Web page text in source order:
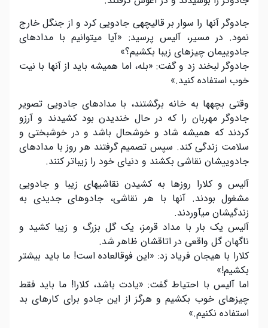
جادوگر آنها را سوار بر قالیچهی جادویی کرد و از جنگل خارج
نمود. در مسیر، آلیس پرسید: «آیا میتوانیم با مدادهای
جادوییمان چیزهای زیبا بکشیم؟»
جادوگر لبخند زد و گفت: «بله، اما همیشه باید از آنها با نیت
خوب استفاده کنید.»
وقتی بچهها به خانه برگشتند، با مدادهای جادویی تصویر
جادوگر مهربان را که در حال خندیدن بود کشیدند و آرزو
کردند که همیشه شاد و خوشحال باشد و در خوشبختی و
سلامت زندگی کند. سپس تصمیم گرفتند هر روز با مدادهای
جادوییشان نقاشی بکشند و دنیای خود را زیباتر کنند.
آلیس و کلارا روزها به کشیدن نقاشیهای زیبا و جادویی
مشغول بودند. آنها با هر نقاشی، جادوهای جدیدی به
زندگیشان میآوردند.
آلیس یک بار با مداد قرمز، یک گل بزرگ و زیبا کشید و
ناگهان گل واقعی در اتاقشان ظاهر شد.
کلارا با هیجان فریاد زد: «این فوقالعاده است! ما باید بیشتر
بکشیم!»
اما آلیس با احتیاط گفت: «یادت باشد، کلارا! ما باید فقط
چیزهای خوب بکشیم و هرگز از این جادو برای کارهای بد
استفاده نکنیم.»